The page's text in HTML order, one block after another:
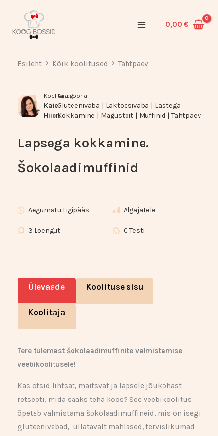
content
0,00 €
Esileht Kõik koolitused Tähtpäev
Koolitaja
Kaie
Hiion
Kategooria
Gluteenivaba | Laktoosivaba | Lastega
Kokkamine | Magustoit | Muffinid | Tähtpäev
Lapsega kokkamine.
Šokolaadimuffinid
Aegumatu Ligipääs Algajatele
3 Loengut 0 Testi
Ülevaade Koolituse sisu
Koolitaja
Tere tulemast šokolaadimuffinite valmistamise
veebikoolitusele!
Kas otsid lihtsat, maitsvat ja lapsele jõukohast
retsepti, mida saaks teha koos? See veebikoolitus
õpetab valmistama šokolaadimuffineid, mis on isegi
gluteenivabad, üllatavalt mahlased, tervislikumad